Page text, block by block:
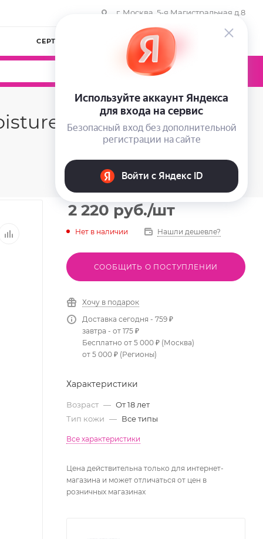
г. Москва, 5-я Магистральная д.8
СЕРТИФИКАТЫ КОМПАНИЯ
0
Lip Serum, 10 гр
2 220 руб./шт
Нет в наличии Нашли дешевле?
СООБЩИТЬ О ПОСТУПЛЕНИИ
Хочу в подарок
Доставка сегодня - 759 ₽
завтра - от 175 ₽
Бесплатно от 5 000 ₽ (Москва)
от 5 000 ₽ (Регионы)
Характеристики
Возраст — От 18 лет
Тип кожи — Все типы
Все характеристики
Цена действительна только для интернет-
магазина и может отличаться от цен в
розничных магазинах